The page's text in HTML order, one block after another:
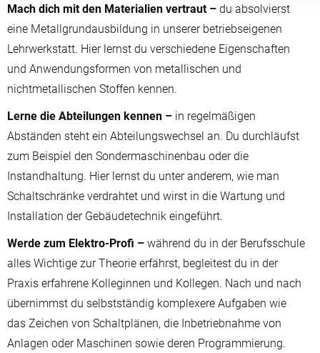
Mach dich mit den Materialien vertraut – du absolvierst
eine Metallgrundausbildung in unserer betriebseigenen
Lehrwerkstatt. Hier lernst du verschiedene Eigenschaften
und Anwendungsformen von metallischen und
nichtmetallischen Stoffen kennen.
Lerne die Abteilungen kennen – in regelmäßigen
Abständen steht ein Abteilungswechsel an. Du durchläufst
zum Beispiel den Sondermaschinenbau oder die
Instandhaltung. Hier lernst du unter anderem, wie man
Schaltschränke verdrahtet und wirst in die Wartung und
Installation der Gebäudetechnik eingeführt.
Werde zum Elektro-Profi – während du in der Berufsschule
alles Wichtige zur Theorie erfährst, begleitest du in der
Praxis erfahrene Kolleginnen und Kollegen. Nach und nach
übernimmst du selbstständig komplexere Aufgaben wie
das Zeichen von Schaltplänen, die Inbetriebnahme von
Anlagen oder Maschinen sowie deren Programmierung.